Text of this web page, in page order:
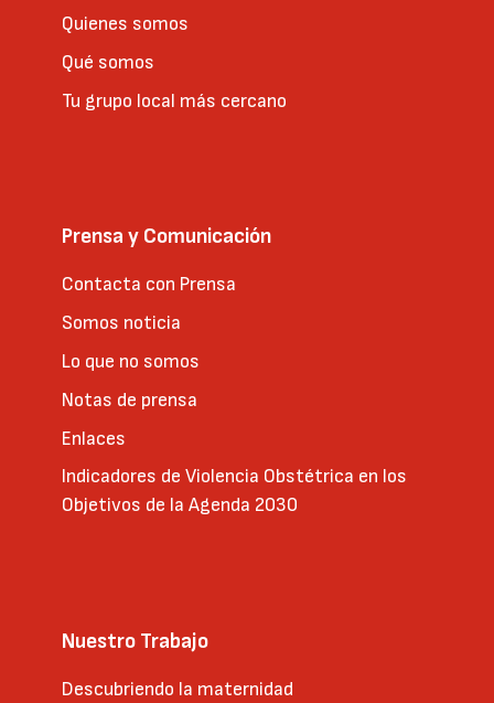
Quienes somos
Qué somos
Tu grupo local más cercano
Prensa y Comunicación
Contacta con Prensa
Somos noticia
Lo que no somos
Notas de prensa
Enlaces
Indicadores de Violencia Obstétrica en los
Objetivos de la Agenda 2030
Nuestro Trabajo
Descubriendo la maternidad